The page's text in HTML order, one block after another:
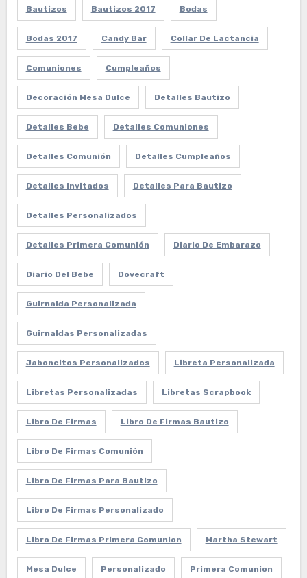
Bautizos Bautizos 2017 Bodas
Bodas 2017 Candy Bar Collar De Lactancia
Comuniones Cumpleaños
Decoración Mesa Dulce Detalles Bautizo
Detalles Bebe Detalles Comuniones
Detalles Comunión Detalles Cumpleaños
Detalles Invitados Detalles Para Bautizo
Detalles Personalizados
Detalles Primera Comunión Diario De Embarazo
Diario Del Bebe Dovecraft
Guirnalda Personalizada
Guirnaldas Personalizadas
Jaboncitos Personalizados Libreta Personalizada
Libretas Personalizadas Libretas Scrapbook
Libro De Firmas Libro De Firmas Bautizo
Libro De Firmas Comunión
Libro De Firmas Para Bautizo
Libro De Firmas Personalizado
Libro De Firmas Primera Comunion Martha Stewart
Mesa Dulce Personalizado Primera Comunion